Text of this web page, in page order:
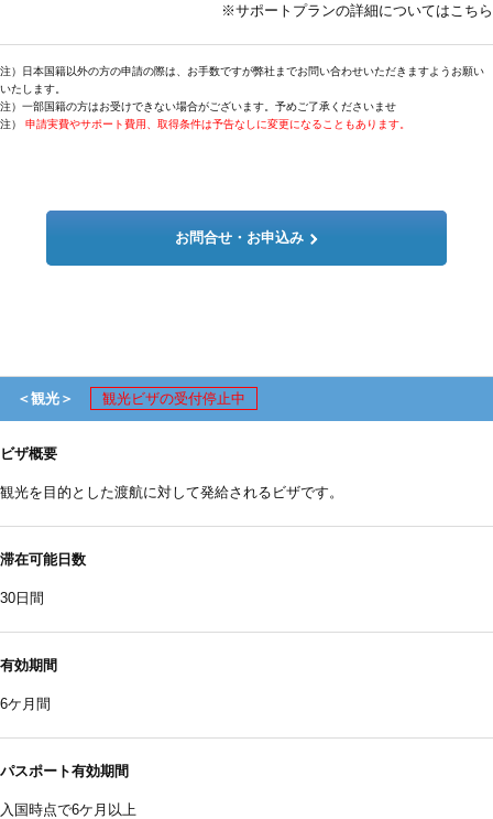
※サポートプランの詳細についてはこちら
注）日本国籍以外の方の申請の際は、お手数ですが弊社までお問い合わせいただきますようお願い
いたします。
注）一部国籍の方はお受けできない場合がございます。予めご了承くださいませ
注） 申請実費やサポート費用、取得条件は予告なしに変更になることもあります。
お問合せ・お申込み
＜観光＞ 観光ビザの受付停止中
ビザ概要
観光を目的とした渡航に対して発給されるビザです。
滞在可能日数
30日間
有効期間
6ケ月間
パスポート有効期間
入国時点で6ケ月以上